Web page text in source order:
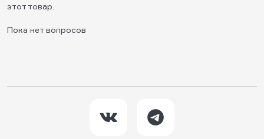
этот товар.
Пока нет вопросов